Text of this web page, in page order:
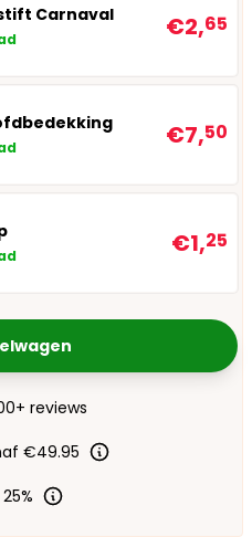
Carnaval
€2,65
€7,50
€1,25
reviews
€49.95